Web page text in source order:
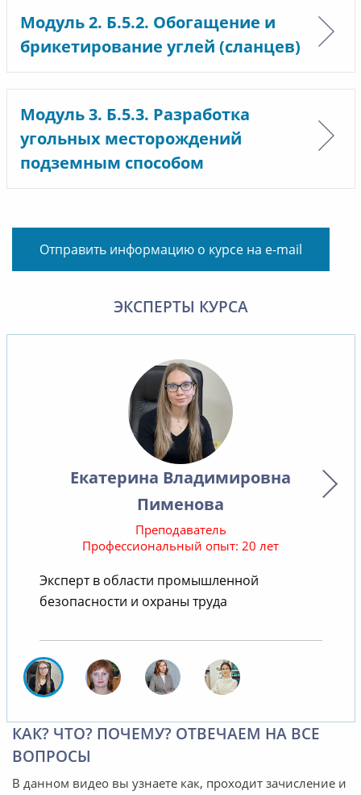
Модуль 2. Б.5.2. Обогащение и
брикетирование углей (сланцев)
Модуль 3. Б.5.3. Разработка
угольных месторождений
подземным способом
Отправить информацию о курсе на e-mail
ЭКСПЕРТЫ КУРСА
Екатерина Владимировна
Пименова
Преподаватель
Профессиональный опыт: 20 лет
Эксперт в области промышленной
безопасности и охраны труда
КАК? ЧТО? ПОЧЕМУ? ОТВЕЧАЕМ НА ВСЕ
ВОПРОСЫ
В данном видео вы узнаете как, проходит зачисление и